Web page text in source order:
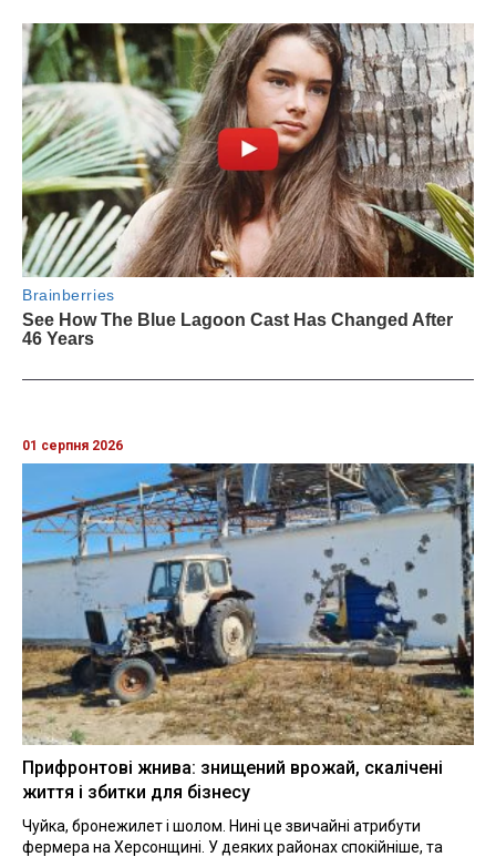
01 серпня 2026
Прифронтові жнива: знищений врожай, скалічені
життя і збитки для бізнесу
Чуйка, бронежилет і шолом. Нині це звичайні атрибути
фермера на Херсонщині. У деяких районах спокійніше, та